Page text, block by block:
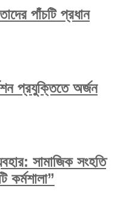
পাঁচটি প্রধান
প্রযুক্তিতে অর্জন
সামাজিক সংহতি
কর্মশালা”